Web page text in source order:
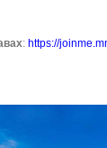
: https://